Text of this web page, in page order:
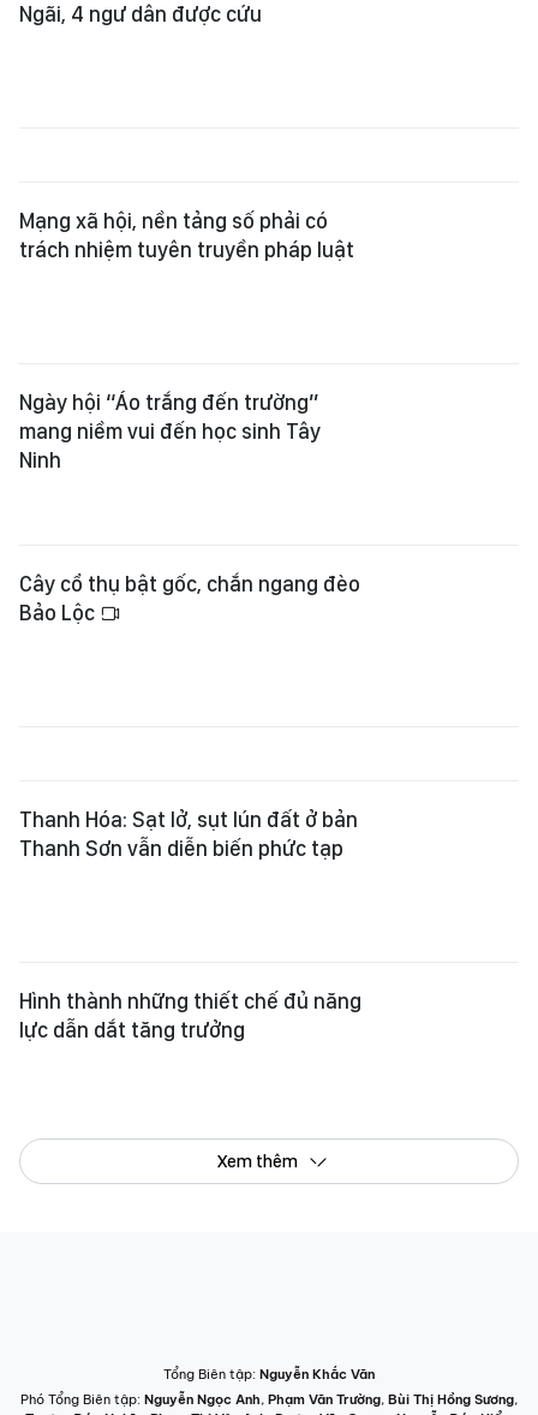
Ngãi, 4 ngư dân được cứu
Mạng xã hội, nền tảng số phải có
trách nhiệm tuyên truyền pháp luật
Ngày hội “Áo trắng đến trường”
mang niềm vui đến học sinh Tây
Ninh
Cây cổ thụ bật gốc, chắn ngang đèo
Bảo Lộc
Thanh Hóa: Sạt lở, sụt lún đất ở bản
Thanh Sơn vẫn diễn biến phức tạp
Hình thành những thiết chế đủ năng
lực dẫn dắt tăng trưởng
Xem thêm
Tổng Biên tập: Nguyễn Khắc Văn
Phó Tổng Biên tập: Nguyễn Ngọc Anh, Phạm Văn Trường, Bùi Thị Hồng Sương,